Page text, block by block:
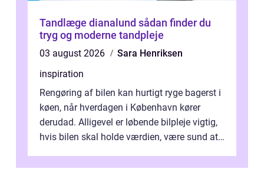
Tandlæge dianalund sådan finder du
tryg og moderne tandpleje
03 august 2026
Sara Henriksen
inspiration
Rengøring af bilen kan hurtigt ryge bagerst i
køen, når hverdagen i København kører
derudad. Alligevel er løbende bilpleje vigtig,
hvis bilen skal holde værdien, være sund at